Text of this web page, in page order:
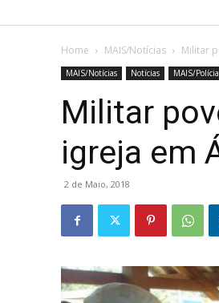
Home MAIS/Notícias Militar
MAIS/Notícias Notícias MAIS/Polícia
Militar
igreja em
2 de Maio, 2018